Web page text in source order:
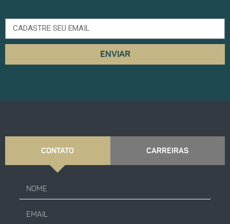
ENVIAR
CONTATO CARREIRAS